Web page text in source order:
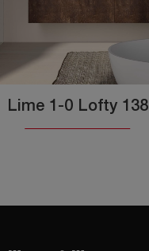
Lime 1-0 Lofty 138